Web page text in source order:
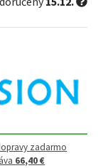
zadarmo
66,40 €